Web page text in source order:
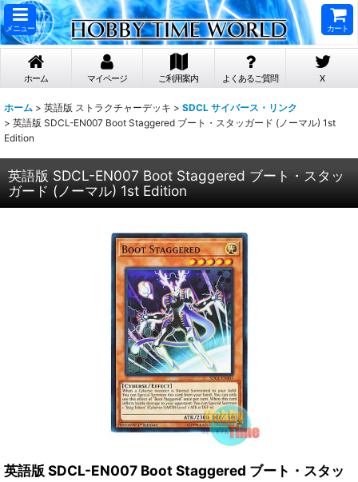
メニュー カート
ホーム マイページ ご利用案内 よくあるご質問 X
ホーム > 英語版 ストラクチャーデッキ > SDCL サイバース・リンク
> 英語版 SDCL-EN007 Boot Staggered ブート・スタッガード (ノーマル) 1st
Edition
英語版 SDCL-EN007 Boot Staggered ブート・スタッ
ガード (ノーマル) 1st Edition
英語版 SDCL-EN007 Boot Staggered ブート・スタッ